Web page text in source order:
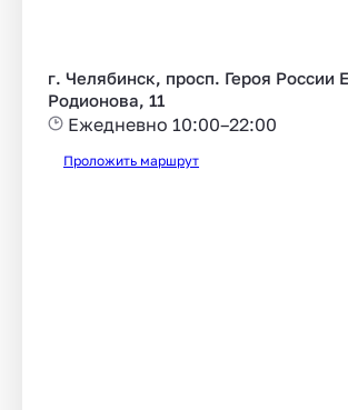
г. Челябинск, просп. Героя России
Родионова, 11
Ежедневно 10:00–22:00
Проложить маршрут